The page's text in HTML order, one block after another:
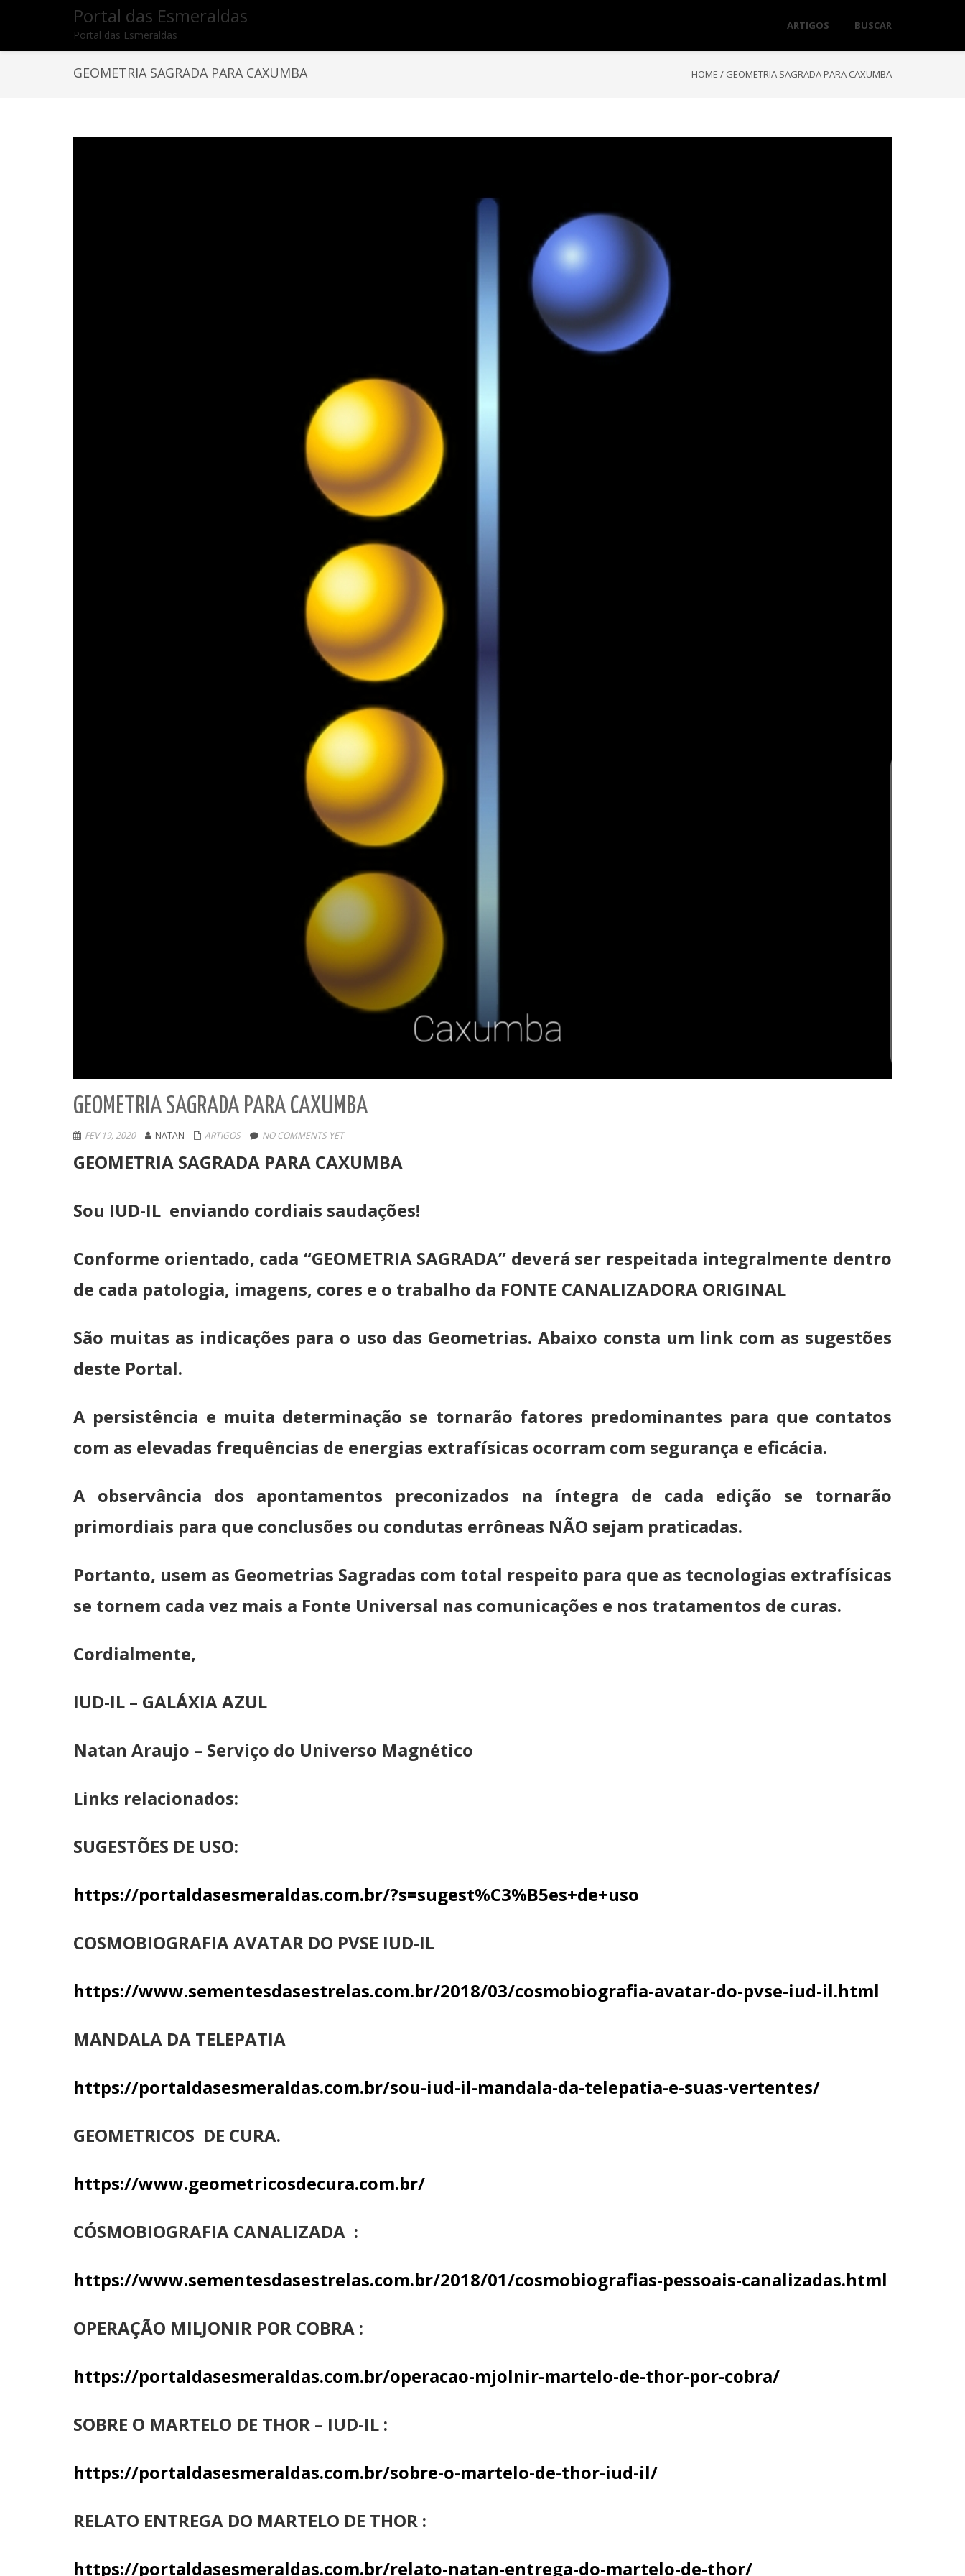
Portal das Esmeraldas
Portal das Esmeraldas
ARTIGOS BUSCAR
GEOMETRIA SAGRADA PARA CAXUMBA HOME / GEOMETRIA SAGRADA PARA CAXUMBA
GEOMETRIA SAGRADA PARA CAXUMBA
FEV 19, 2020 NATAN ARTIGOS NO COMMENTS YET
GEOMETRIA SAGRADA PARA CAXUMBA
Sou IUD-IL enviando cordiais saudações!
Conforme orientado, cada “GEOMETRIA SAGRADA” deverá ser respeitada integralmente dentro
de cada patologia, imagens, cores e o trabalho da FONTE CANALIZADORA ORIGINAL
São muitas as indicações para o uso das Geometrias. Abaixo consta um link com as sugestões
deste Portal.
A persistência e muita determinação se tornarão fatores predominantes para que contatos
com as elevadas frequências de energias extrafísicas ocorram com segurança e eficácia.
A observância dos apontamentos preconizados na íntegra de cada edição se tornarão
primordiais para que conclusões ou condutas errôneas NÃO sejam praticadas.
Portanto, usem as Geometrias Sagradas com total respeito para que as tecnologias extrafísicas
se tornem cada vez mais a Fonte Universal nas comunicações e nos tratamentos de curas.
Cordialmente,
IUD-IL – GALÁXIA AZUL
Natan Araujo – Serviço do Universo Magnético
Links relacionados:
SUGESTÕES DE USO:
https://portaldasesmeraldas.com.br/?s=sugest%C3%B5es+de+uso
COSMOBIOGRAFIA AVATAR DO PVSE IUD-IL
https://www.sementesdasestrelas.com.br/2018/03/cosmobiografia-avatar-do-pvse-iud-il.html
MANDALA DA TELEPATIA
https://portaldasesmeraldas.com.br/sou-iud-il-mandala-da-telepatia-e-suas-vertentes/
GEOMETRICOS DE CURA.
https://www.geometricosdecura.com.br/
CÓSMOBIOGRAFIA CANALIZADA :
https://www.sementesdasestrelas.com.br/2018/01/cosmobiografias-pessoais-canalizadas.html
OPERAÇÃO MILJONIR POR COBRA :
https://portaldasesmeraldas.com.br/operacao-mjolnir-martelo-de-thor-por-cobra/
SOBRE O MARTELO DE THOR – IUD-IL :
https://portaldasesmeraldas.com.br/sobre-o-martelo-de-thor-iud-il/
RELATO ENTREGA DO MARTELO DE THOR :
https://portaldasesmeraldas.com.br/relato-natan-entrega-do-martelo-de-thor/